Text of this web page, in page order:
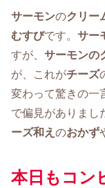
サーモンのクリー
むすびです。 サー
すが、 サーモンの
が、これがチーズ
変わって驚きの一
で偏見がありまし
ーズ和え のおかず
本日もコン